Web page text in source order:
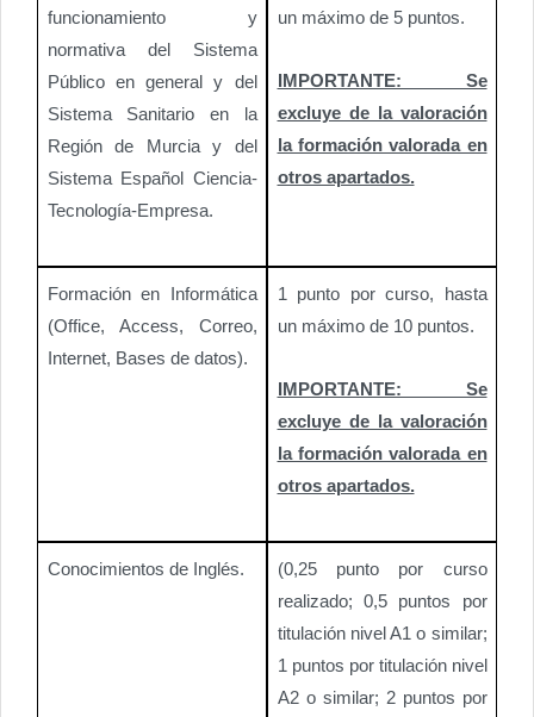
funcionamiento y
normativa del Sistema
Público en general y del
Sistema Sanitario en la
Región de Murcia y del
Sistema Español Ciencia-
Tecnología-Empresa.
un máximo de 5 puntos.
IMPORTANTE: Se
excluye de la valoración
la formación valorada en
otros apartados.
Formación en Informática
(Office, Access, Correo,
Internet, Bases de datos).
1 punto por curso, hasta
un máximo de 10 puntos.
IMPORTANTE: Se
excluye de la valoración
la formación valorada en
otros apartados.
Conocimientos de Inglés.
(0,25 punto por curso
realizado; 0,5 puntos por
titulación nivel A1 o similar;
1 puntos por titulación nivel
A2 o similar; 2 puntos por